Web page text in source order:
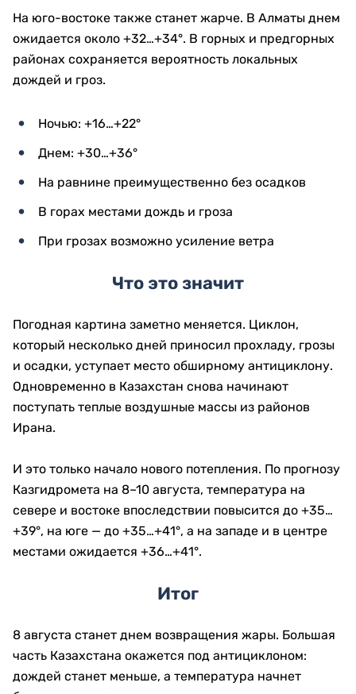
На юго-востоке также станет жарче. В Алматы днем
ожидается около +32…+34°. В горных и предгорных
районах сохраняется вероятность локальных
дождей и гроз.
Ночью: +16…+22°
Днем: +30…+36°
На равнине преимущественно без осадков
В горах местами дождь и гроза
При грозах возможно усиление ветра
Что это значит
Погодная картина заметно меняется. Циклон,
который несколько дней приносил прохладу, грозы
и осадки, уступает место обширному антициклону.
Одновременно в Казахстан снова начинают
поступать теплые воздушные массы из районов
Ирана.
И это только начало нового потепления. По прогнозу
Казгидромета на 8–10 августа, температура на
севере и востоке впоследствии повысится до +35…
+39°, на юге — до +35…+41°, а на западе и в центре
местами ожидается +36…+41°.
Итог
8 августа станет днем возвращения жары. Большая
часть Казахстана окажется под антициклоном:
дождей станет меньше, а температура начнет